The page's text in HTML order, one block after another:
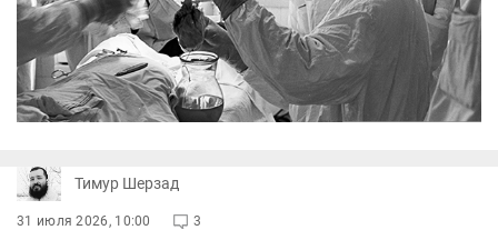
Тимур Шерзад
31 июля 2026, 10:00 3